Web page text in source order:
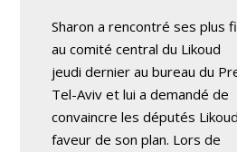
Sharon a rencontré ses plus
au comité central du Likoud
jeudi dernier au bureau du
Tel-Aviv et lui a demandé de
convaincre les députés
faveur de son plan. Lors de